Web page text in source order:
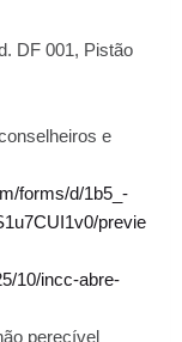
DF 001, Pistão
e
forms/d/1b5_-
previe
10/incc-abre-
perecível